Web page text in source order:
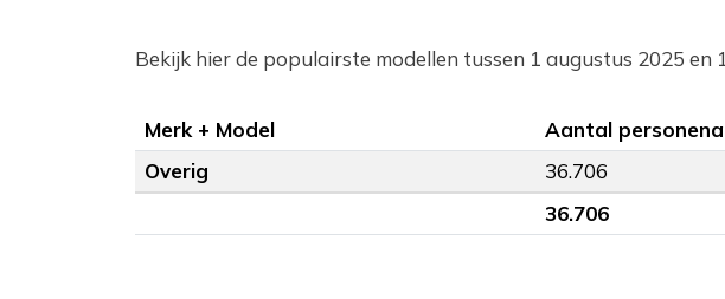
Bekijk hier de populairste modellen tussen 1 augustus 2025 en
Merk + Model
Aantal
Overig
36.706
36.706